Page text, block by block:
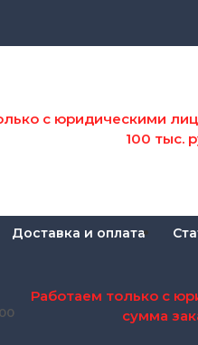
с юридическими
100 тыс.
Доставка и оплата
Работаем только с
сумма